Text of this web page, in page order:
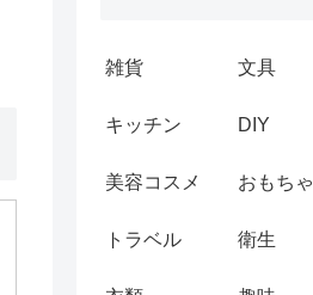
雑貨 文具
キッチン DIY
美容コスメ おもちゃ
トラベル 衛生